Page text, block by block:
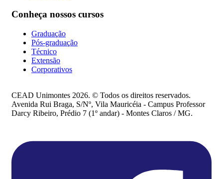
Conheça nossos cursos
Graduação
Pós-graduação
Técnico
Extensão
Corporativos
CEAD Unimontes 2026. © Todos os direitos reservados.
Avenida Rui Braga, S/Nº, Vila Mauricéia - Campus Professor
Darcy Ribeiro, Prédio 7 (1º andar) - Montes Claros / MG.